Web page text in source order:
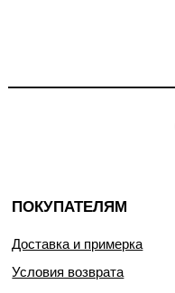
ПОКУПАТЕЛЯМ
Доставка и примерка
Условия возврата